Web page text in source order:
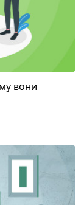
вони
клієнтів